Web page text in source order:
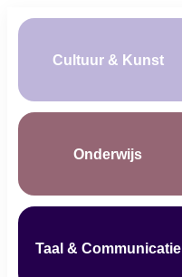
Cultuur & Kunst
Onderwijs
Taal & Communicatie